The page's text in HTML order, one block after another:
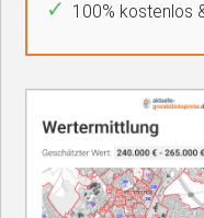
100% kostenlos